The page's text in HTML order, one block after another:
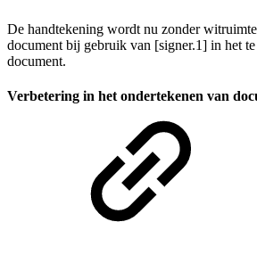
De handtekening wordt nu zonder
document bij gebruik van [signer.1] in het te
document.
Verbetering in het ondertekenen van